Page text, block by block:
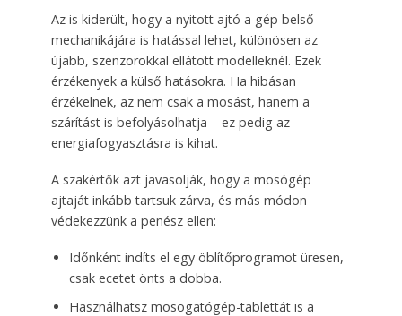
Az is kiderült, hogy a nyitott ajtó a gép belső
mechanikájára is hatással lehet, különösen az
újabb, szenzorokkal ellátott modelleknél. Ezek
érzékenyek a külső hatásokra. Ha hibásan
érzékelnek, az nem csak a mosást, hanem a
szárítást is befolyásolhatja – ez pedig az
energiafogyasztásra is kihat.
A szakértők azt javasolják, hogy a mosógép
ajtaját inkább tartsuk zárva, és más módon
védekezzünk a penész ellen:
Időnként indíts el egy öblítőprogramot üresen,
csak ecetet önts a dobba.
Használhatsz mosogatógép-tablettát is a